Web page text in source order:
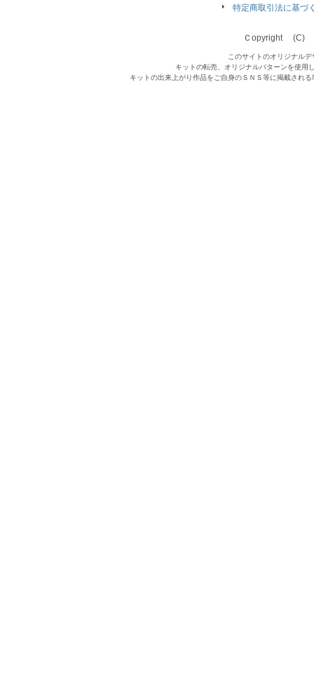
特定商取引法に基づ
Ｃopyright (C)
このサイトのオリジナル
キットの転売、オリジナルパターンを使用
キットの出来上がり作品をご自身のＳＮＳ等に掲載され